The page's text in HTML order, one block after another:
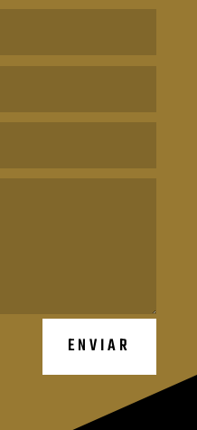
ENVIAR